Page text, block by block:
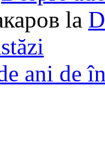
la
ani de